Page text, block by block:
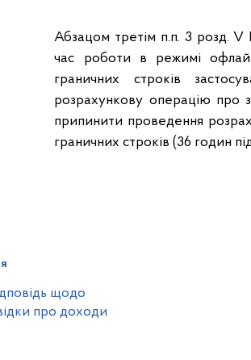
Абзацом третім п.п. 3 розд.
час роботи в режимі
граничних строків
розрахункову операцію про
припинити проведення
граничних строків (36 годин
щодо
про доходи